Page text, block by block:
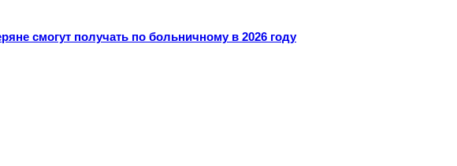
смогут получать по больничному в 2026 году